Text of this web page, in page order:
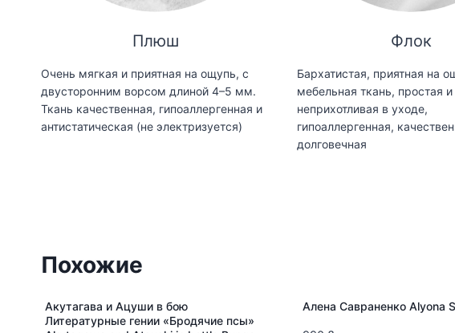
Плюш
Очень мягкая и приятная на ощупь, с
двусторонним ворсом длиной 4–5 мм.
Ткань качественная, гипоаллергенная и
антистатическая (не электризуется)
Флок
Бархатистая, приятная на
мебельная ткань, простая и
неприхотливая в уходе,
гипоаллергенная,
долговечная
Похожие
Акутагава и Ацуши в бою
Литературные гении «Бродячие псы»
Алена Савраненко Alyona